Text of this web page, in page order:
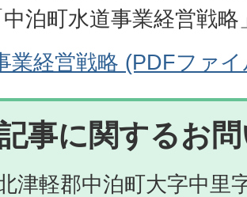
泊町水道事業経営戦
業経営戦略 (PDFファ
事に関するお
津軽郡中泊町大字中里